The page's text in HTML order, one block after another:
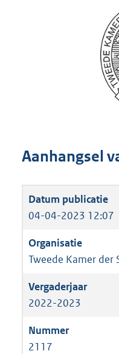
Aanhangsel
04-04-2023 12:07
Tweede Kamer der
2022-2023
2117